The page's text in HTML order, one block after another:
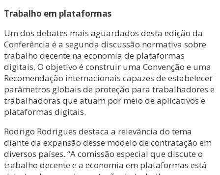
Trabalho em plataformas
Um dos debates mais aguardados desta edição da
Conferência é a segunda discussão normativa sobre
trabalho decente na economia de plataformas
digitais. O objetivo é construir uma Convenção e uma
Recomendação internacionais capazes de estabelecer
parâmetros globais de proteção para trabalhadores e
trabalhadoras que atuam por meio de aplicativos e
plataformas digitais.
Rodrigo Rodrigues destaca a relevância do tema
diante da expansão desse modelo de contratação em
diversos países. “A comissão especial que discute o
trabalho decente e a economia em plataformas está